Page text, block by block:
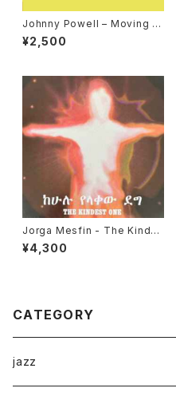
Johnny Powell – Moving O
ut / True Love "12"
¥2,500
Jorga Mesfin - The Kindes
t One "LP"
¥4,300
CATEGORY
jazz